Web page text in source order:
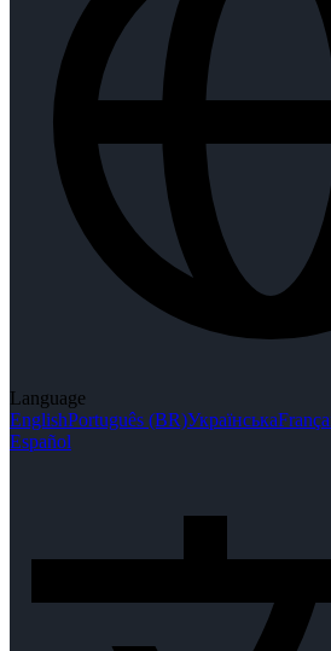
Language
EnglishPortuguês (BR)Українська
Español